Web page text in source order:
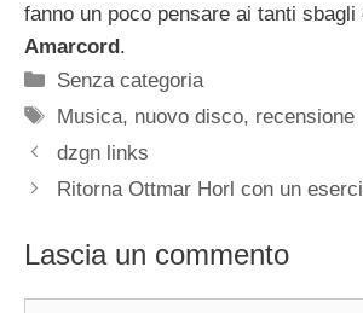
fanno un poco pensare ai tanti sbagli
Amarcord.
Categorie
Senza categoria
Tag
Musica, nuovo disco, recensione
dzgn links
Ritorna Ottmar Horl con un
Lascia un commento